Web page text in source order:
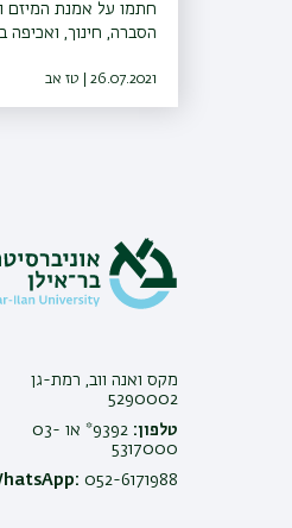
חתמו על אמנת המיזם
הסברה, חינוך, ואכיפה
ו-30 רשויות נוספות
להצטרף גם הן למיזם
26.07.2021 | טז אב
מקס ואנה ווב, רמת-גן
5290002
טלפון:
9392* או 03-
5317000
052-6171988